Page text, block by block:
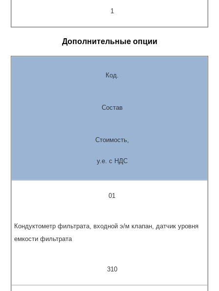
1
Дополнительные опции
Код.
Состав
Стоимость,
у.е. с НДС
01
Кондуктометр фильтрата, входной э/м клапан, датчик уровня
емкости фильтрата
310